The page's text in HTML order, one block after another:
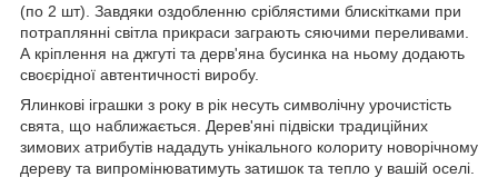
(по 2 шт). Завдяки оздобленню сріблястими блискітками при
потраплянні світла прикраси заграють сяючими переливами.
А кріплення на джгуті та дерв'яна бусинка на ньому додають
своєрідної автентичності виробу.
Ялинкові іграшки з року в рік несуть символічну урочистість
свята, що наближається. Дерев'яні підвіски традиційних
зимових атрибутів нададуть унікального колориту новорічному
дереву та випромінюватимуть затишок та тепло у вашій оселі.